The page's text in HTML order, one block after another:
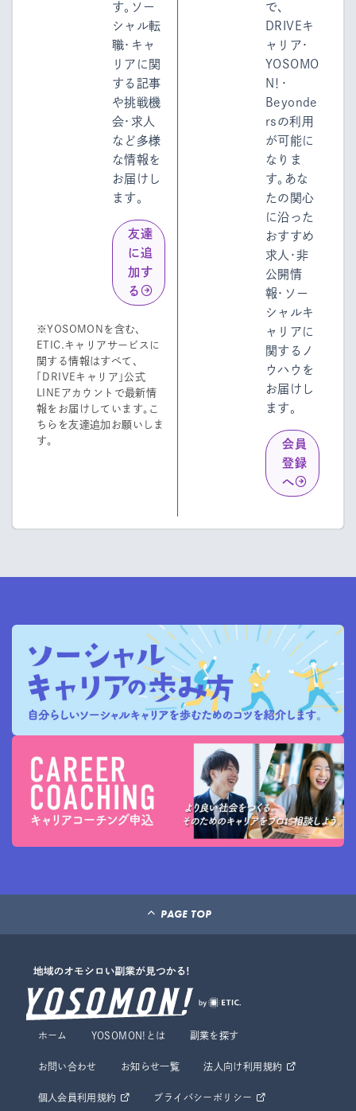
す。ソー
シャル転
職・キャ
リアに関
する記事
や挑戦機
会・求人
など多様
な情報を
お届けし
ます。
友達
に追
加す
る
※YOSOMONを含む、
ETIC.キャリアサービスに
関する情報はすべて、
「DRIVEキャリア」公式
LINEアカウントで最新情
報をお届けしています。こ
ちらを友達追加お願いしま
す。
で、
DRIVEキ
ャリア・
YOSOMO
N！・
Beyonde
rsの利用
が可能に
なりま
す。あな
たの関心
に沿った
おすすめ
求人・非
公開情
報・ソー
シャルキ
ャリアに
関するノ
ウハウを
お届けし
ます。
会員
登録
へ
PAGE TOP
ホーム YOSOMON!とは 副業を探す
お問い合わせ お知らせ一覧 法人向け利用規約
個人会員利用規約 プライバシーポリシー